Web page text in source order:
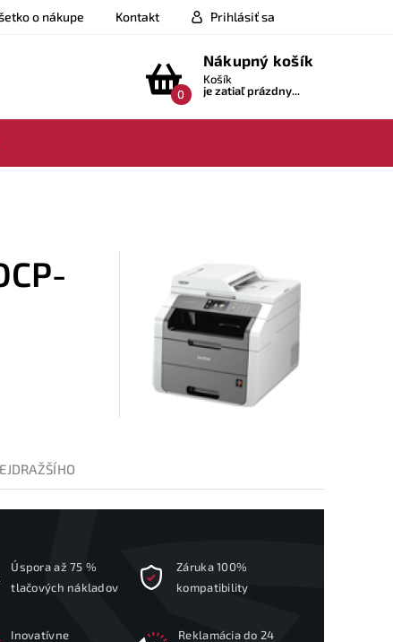
o nákupe Kontakt Prihlásiť sa
0
Nákupný košík
Košík
je zatiaľ prázdny...
Úspora až 75 %
tlačových nákladov
Záruka 100%
kompatibility
Inovatívne
Reklamácia do 24